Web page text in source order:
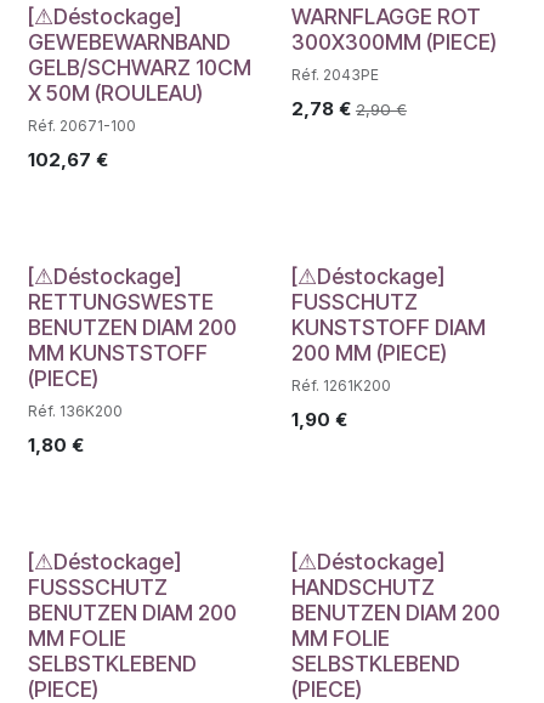
Déstockage
[⚠Déstockage]
GEWEBEWARNBAND
GELB/SCHWARZ 10CM
X 50M (ROULEAU)
Réf. 20671-100
102,67 €
WARNFLAGGE ROT
300X300MM (PIECE)
Réf. 2043PE
2,78€ 2,90€
Déstockage
[⚠Déstockage]
RETTUNGSWESTE
BENUTZEN DIAM 200
MM KUNSTSTOFF
(PIECE)
Réf. 136K200
1,80 €
Déstockage
[⚠Déstockage]
FUSSCHUTZ
KUNSTSTOFF DIAM
200 MM (PIECE)
Réf. 1261K200
1,90 €
Déstockage
[⚠Déstockage]
FUSSSCHUTZ
BENUTZEN DIAM 200
MM FOLIE
SELBSTKLEBEND
(PIECE)
Déstockage
[⚠Déstockage]
HANDSCHUTZ
BENUTZEN DIAM 200
MM FOLIE
SELBSTKLEBEND
(PIECE)